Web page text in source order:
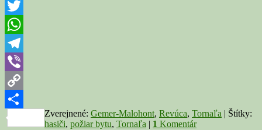
Messenger
Twitter
WhatsApp
Telegram
Viber
Copy
Link
Share
Zverejnené: Gemer-Malohont, Revúca, Tornaľa
Štítky:
hasiči, požiar bytu, Tornaľa 1 Komentár